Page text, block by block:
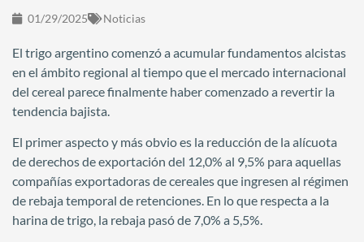
01/29/2025 Noticias
El trigo argentino comenzó a acumular fundamentos alcistas
en el ámbito regional al tiempo que el mercado internacional
del cereal parece finalmente haber comenzado a revertir la
tendencia bajista.
El primer aspecto y más obvio es la reducción de la alícuota
de derechos de exportación del 12,0% al 9,5% para aquellas
compañías exportadoras de cereales que ingresen al régimen
de rebaja temporal de retenciones. En lo que respecta a la
harina de trigo, la rebaja pasó de 7,0% a 5,5%.